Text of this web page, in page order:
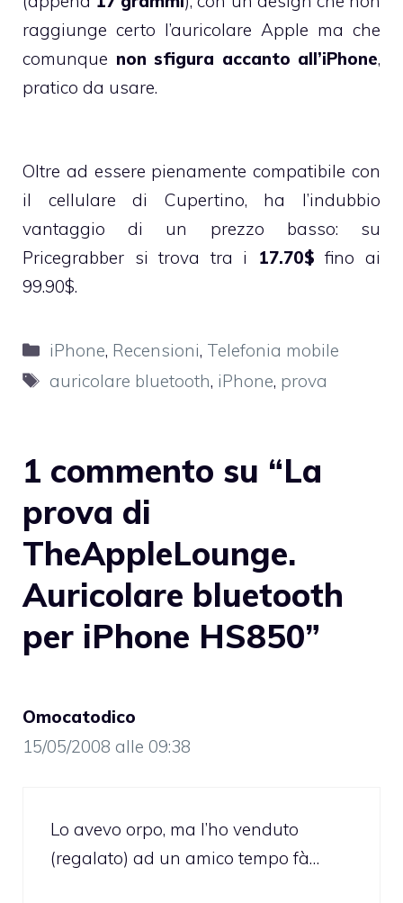
raggiunge certo l’auricolare Apple ma che
comunque non sfigura accanto all’iPhone,
pratico da usare.
Oltre ad essere pienamente compatibile con
il cellulare di Cupertino, ha l’indubbio
vantaggio di un prezzo basso: su
Pricegrabber si trova tra i 17.70$ fino ai
99.90$.
Categorie
iPhone, Recensioni, Telefonia mobile
Tag
auricolare bluetooth, iPhone, prova
1 commento su “La
prova di
TheAppleLounge.
Auricolare bluetooth
per iPhone HS850”
Omocatodico
15/05/2008 alle 09:38
Lo avevo orpo, ma l’ho venduto
(regalato) ad un amico tempo fà…